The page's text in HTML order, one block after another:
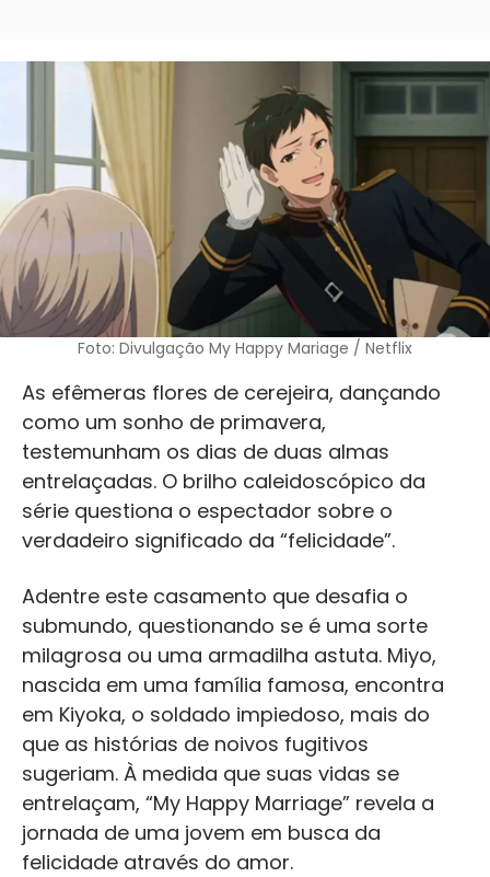
Foto: Divulgação My Happy Mariage / Netflix
As efêmeras flores de cerejeira, dançando
como um sonho de primavera,
testemunham os dias de duas almas
entrelaçadas. O brilho caleidoscópico da
série questiona o espectador sobre o
verdadeiro significado da “felicidade”.
Adentre este casamento que desafia o
submundo, questionando se é uma sorte
milagrosa ou uma armadilha astuta. Miyo,
nascida em uma família famosa, encontra
em Kiyoka, o soldado impiedoso, mais do
que as histórias de noivos fugitivos
sugeriam. À medida que suas vidas se
entrelaçam, “My Happy Marriage” revela a
jornada de uma jovem em busca da
felicidade através do amor.